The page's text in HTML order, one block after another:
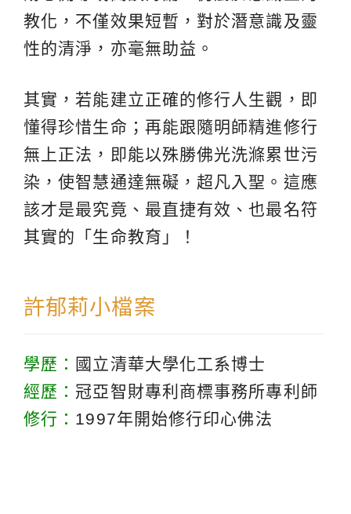
教化，不僅效果短暫，對於潛意識及靈
性的清淨，亦毫無助益。
其實，若能建立正確的修行人生觀，即
懂得珍惜生命；再能跟隨明師精進修行
無上正法，即能以殊勝佛光洗滌累世污
染，使智慧通達無礙，超凡入聖。這應
該才是最究竟、最直捷有效、也最名符
其實的「生命教育」！
許郁莉小檔案
學歷： 國立清華大學化工系博士
經歷： 冠亞智財專利商標事務所專利師
修行： 1997年開始修行印心佛法